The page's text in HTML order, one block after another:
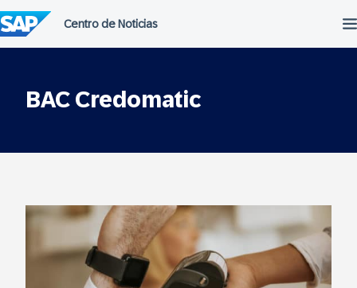
al
contenido
BAC Credomatic